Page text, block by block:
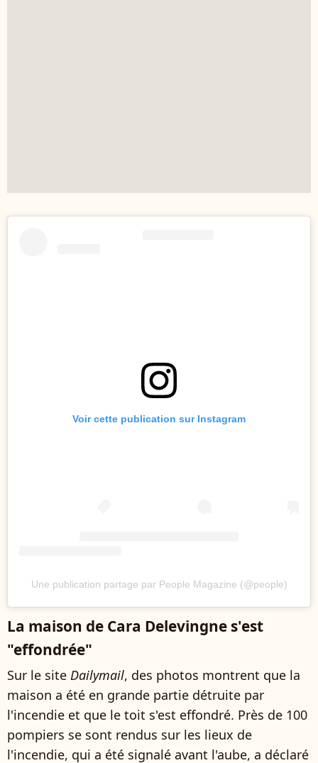
Voir cette publication sur Instagram
Une publication partage par People Magazine (@people)
La maison de Cara Delevingne s'est
"effondrée"
Sur le site Dailymail, des photos montrent que la
maison a été en grande partie détruite par
l'incendie et que le toit s'est effondré. Près de 100
pompiers se sont rendus sur les lieux de
l'incendie, qui a été signalé avant l'aube, a déclaré